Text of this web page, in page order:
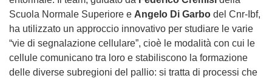
Scuola Normale Superiore e Angelo Di Garbo del Cnr-Ibf,
ha utilizzato un approccio innovativo per studiare le varie
“vie di segnalazione cellulare”, cioè le modalità con cui le
cellule comunicano tra loro e stabiliscono la formazione
delle diverse subregioni del pallio: si tratta di processi che